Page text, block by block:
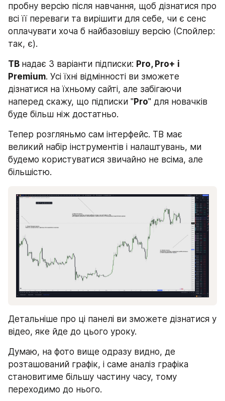
пробну версію після навчання, щоб дізнатися про
всі її переваги та вирішити для себе, чи є сенс
оплачувати хоча б найбазовішу версію (Спойлер:
так, є).
ТВ надає 3 варіанти підписки: Pro, Pro+ і
Premium. Усі їхні відмінності ви зможете
дізнатися на їхньому сайті, але забігаючи
наперед скажу, що підписки "Pro" для новачків
буде більш ніж достатньо.
Тепер розгляньмо сам інтерфейс. ТВ має
великий набір інструментів і налаштувань, ми
будемо користуватися звичайно не всіма, але
більшістю.
Детальніше про ці панелі ви зможете дізнатися у
відео, яке йде до цього уроку.
Думаю, на фото вище одразу видно, де
розташований графік, і саме аналіз графіка
становитиме більшу частину часу, тому
переходимо до нього.